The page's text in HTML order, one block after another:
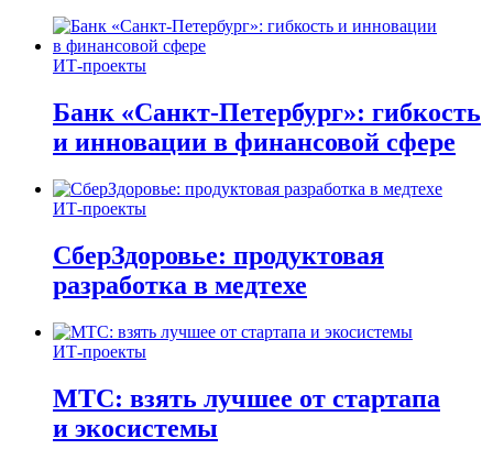
ИТ-проекты
Банк «Санкт-Петербург»: гибкость
и инновации в финансовой сфере
ИТ-проекты
СберЗдоровье: продуктовая
разработка в медтехе
ИТ-проекты
МТС: взять лучшее от стартапа
и экосистемы